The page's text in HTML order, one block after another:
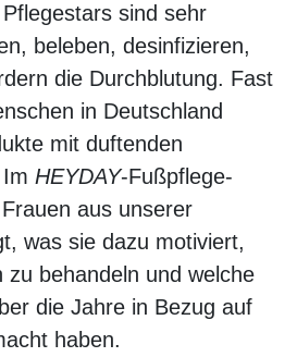
sind sehr
beleben, desinfizieren,
die Durchblutung. Fast
in Deutschland
mit duftenden
HEYDAY-Fußpflege-
aus unserer
was sie dazu motiviert,
zu behandeln und welche
die Jahre in Bezug auf
haben.